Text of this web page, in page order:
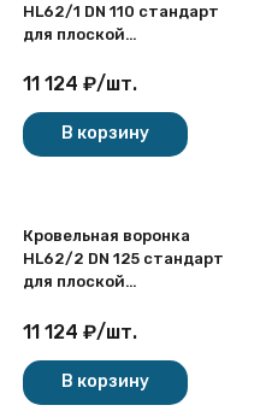
HL62/1 DN 110 стандарт
для плоской
кровли
11 124 ₽/шт.
В корзину
Кровельная воронка
HL62/2 DN 125 стандарт
для плоской
кровли
11 124 ₽/шт.
В корзину